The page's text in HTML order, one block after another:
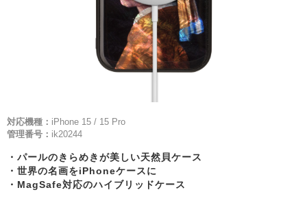
対応機種： iPhone 15 / 15 Pro
管理番号： ik20244
・パールのきらめきが美しい天然貝ケース
・世界の名画をiPhoneケースに
・MagSafe対応のハイブリッドケース